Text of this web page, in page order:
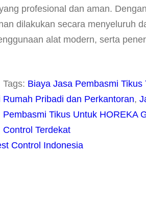
profesional dan aman.
dilakukan secara menyeluruh
alat modern, serta
Tags: Biaya Jasa Pembasmi Tikus
Rumah Pribadi dan Perkantoran,
Pembasmi Tikus Untuk HOREKA
Control Terdekat
Control Indonesia